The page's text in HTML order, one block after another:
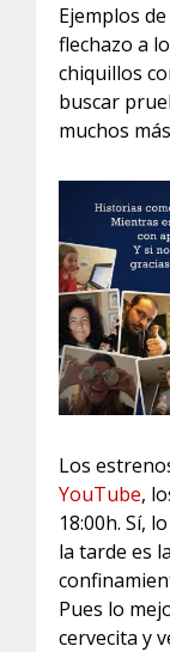
Ejemplos
flechazo a
chiquillos
buscar
muchos
Los
YouTube,
18:00h. Sí,
la tarde es
Pues lo
cervecita y